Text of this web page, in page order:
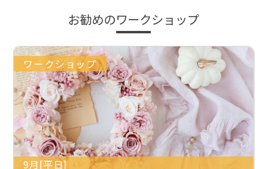
お勧めのワークショップ
ワークショップ
9月[平日]